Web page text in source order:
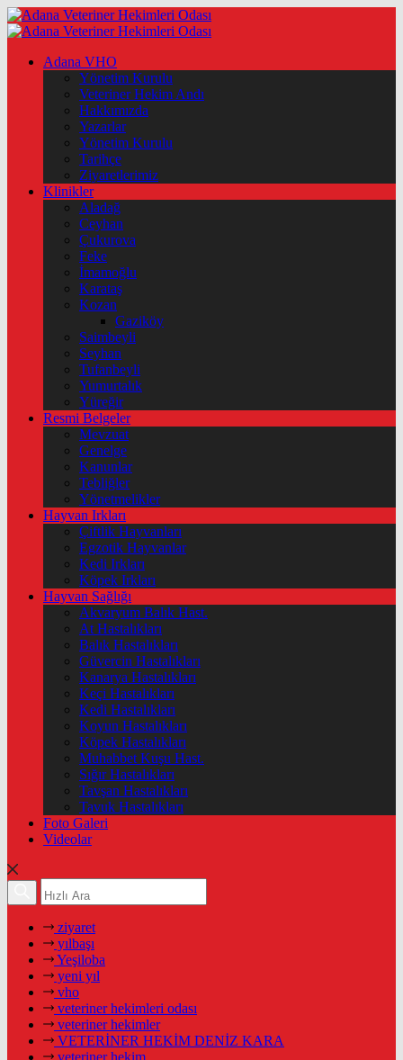
Adana VHO
Yönetim Kurulu
Veteriner Hekim Andı
Hakkımızda
Yazarlar
Yönetim Kurulu
Tarihçe
Ziyaretlerimiz
Klinikler
Aladağ
Ceyhan
Çukurova
Feke
İmamoğlu
Karataş
Kozan
Gaziköy
Saimbeyli
Seyhan
Tufanbeyli
Yumurtalık
Yüreğir
Resmi Belgeler
Mevzuat
Genelge
Kanunlar
Tebliğler
Yönetmelikler
Hayvan Irkları
Çiftlik Hayvanları
Egzotik Hayvanlar
Kedi Irkları
Köpek Irkları
Hayvan Sağlığı
Akvaryum Balık Hast.
At Hastalıkları
Balık Hastalıkları
Güvercin Hastalıkları
Kanarya Hastalıkları
Keçi Hastalıkları
Kedi Hastalıkları
Koyun Hastalıkları
Köpek Hastalıkları
Muhabbet Kuşu Hast.
Sığır Hastalıkları
Tavşan Hastalıkları
Tavuk Hastalıkları
Foto Galeri
Videolar
ziyaret
yılbaşı
Yeşiloba
yeni yıl
vho
veteriner hekimleri odası
veteriner hekimler
VETERİNER HEKİM DENİZ KARA
veteriner hekim